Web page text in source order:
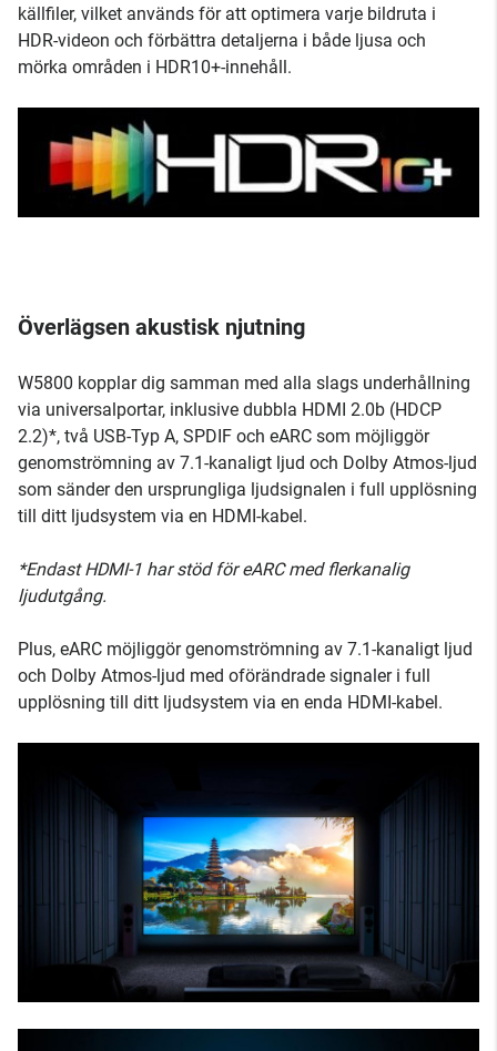
källfiler, vilket används för att optimera varje bildruta i
HDR-videon och förbättra detaljerna i både ljusa och
mörka områden i HDR10+-innehåll.
Överlägsen akustisk njutning
W5800 kopplar dig samman med alla slags underhållning
via universalportar, inklusive dubbla HDMI 2.0b (HDCP
2.2)*, två USB-Typ A, SPDIF och eARC som möjliggör
genomströmning av 7.1-kanaligt ljud och Dolby Atmos-ljud
som sänder den ursprungliga ljudsignalen i full upplösning
till ditt ljudsystem via en HDMI-kabel.
*Endast HDMI-1 har stöd för eARC med flerkanalig
ljudutgång.
Plus, eARC möjliggör genomströmning av 7.1-kanaligt ljud
och Dolby Atmos-ljud med oförändrade signaler i full
upplösning till ditt ljudsystem via en enda HDMI-kabel.